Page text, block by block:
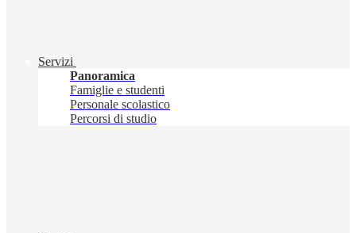
Servizi
Panoramica
Famiglie e studenti
Personale scolastico
Percorsi di studio